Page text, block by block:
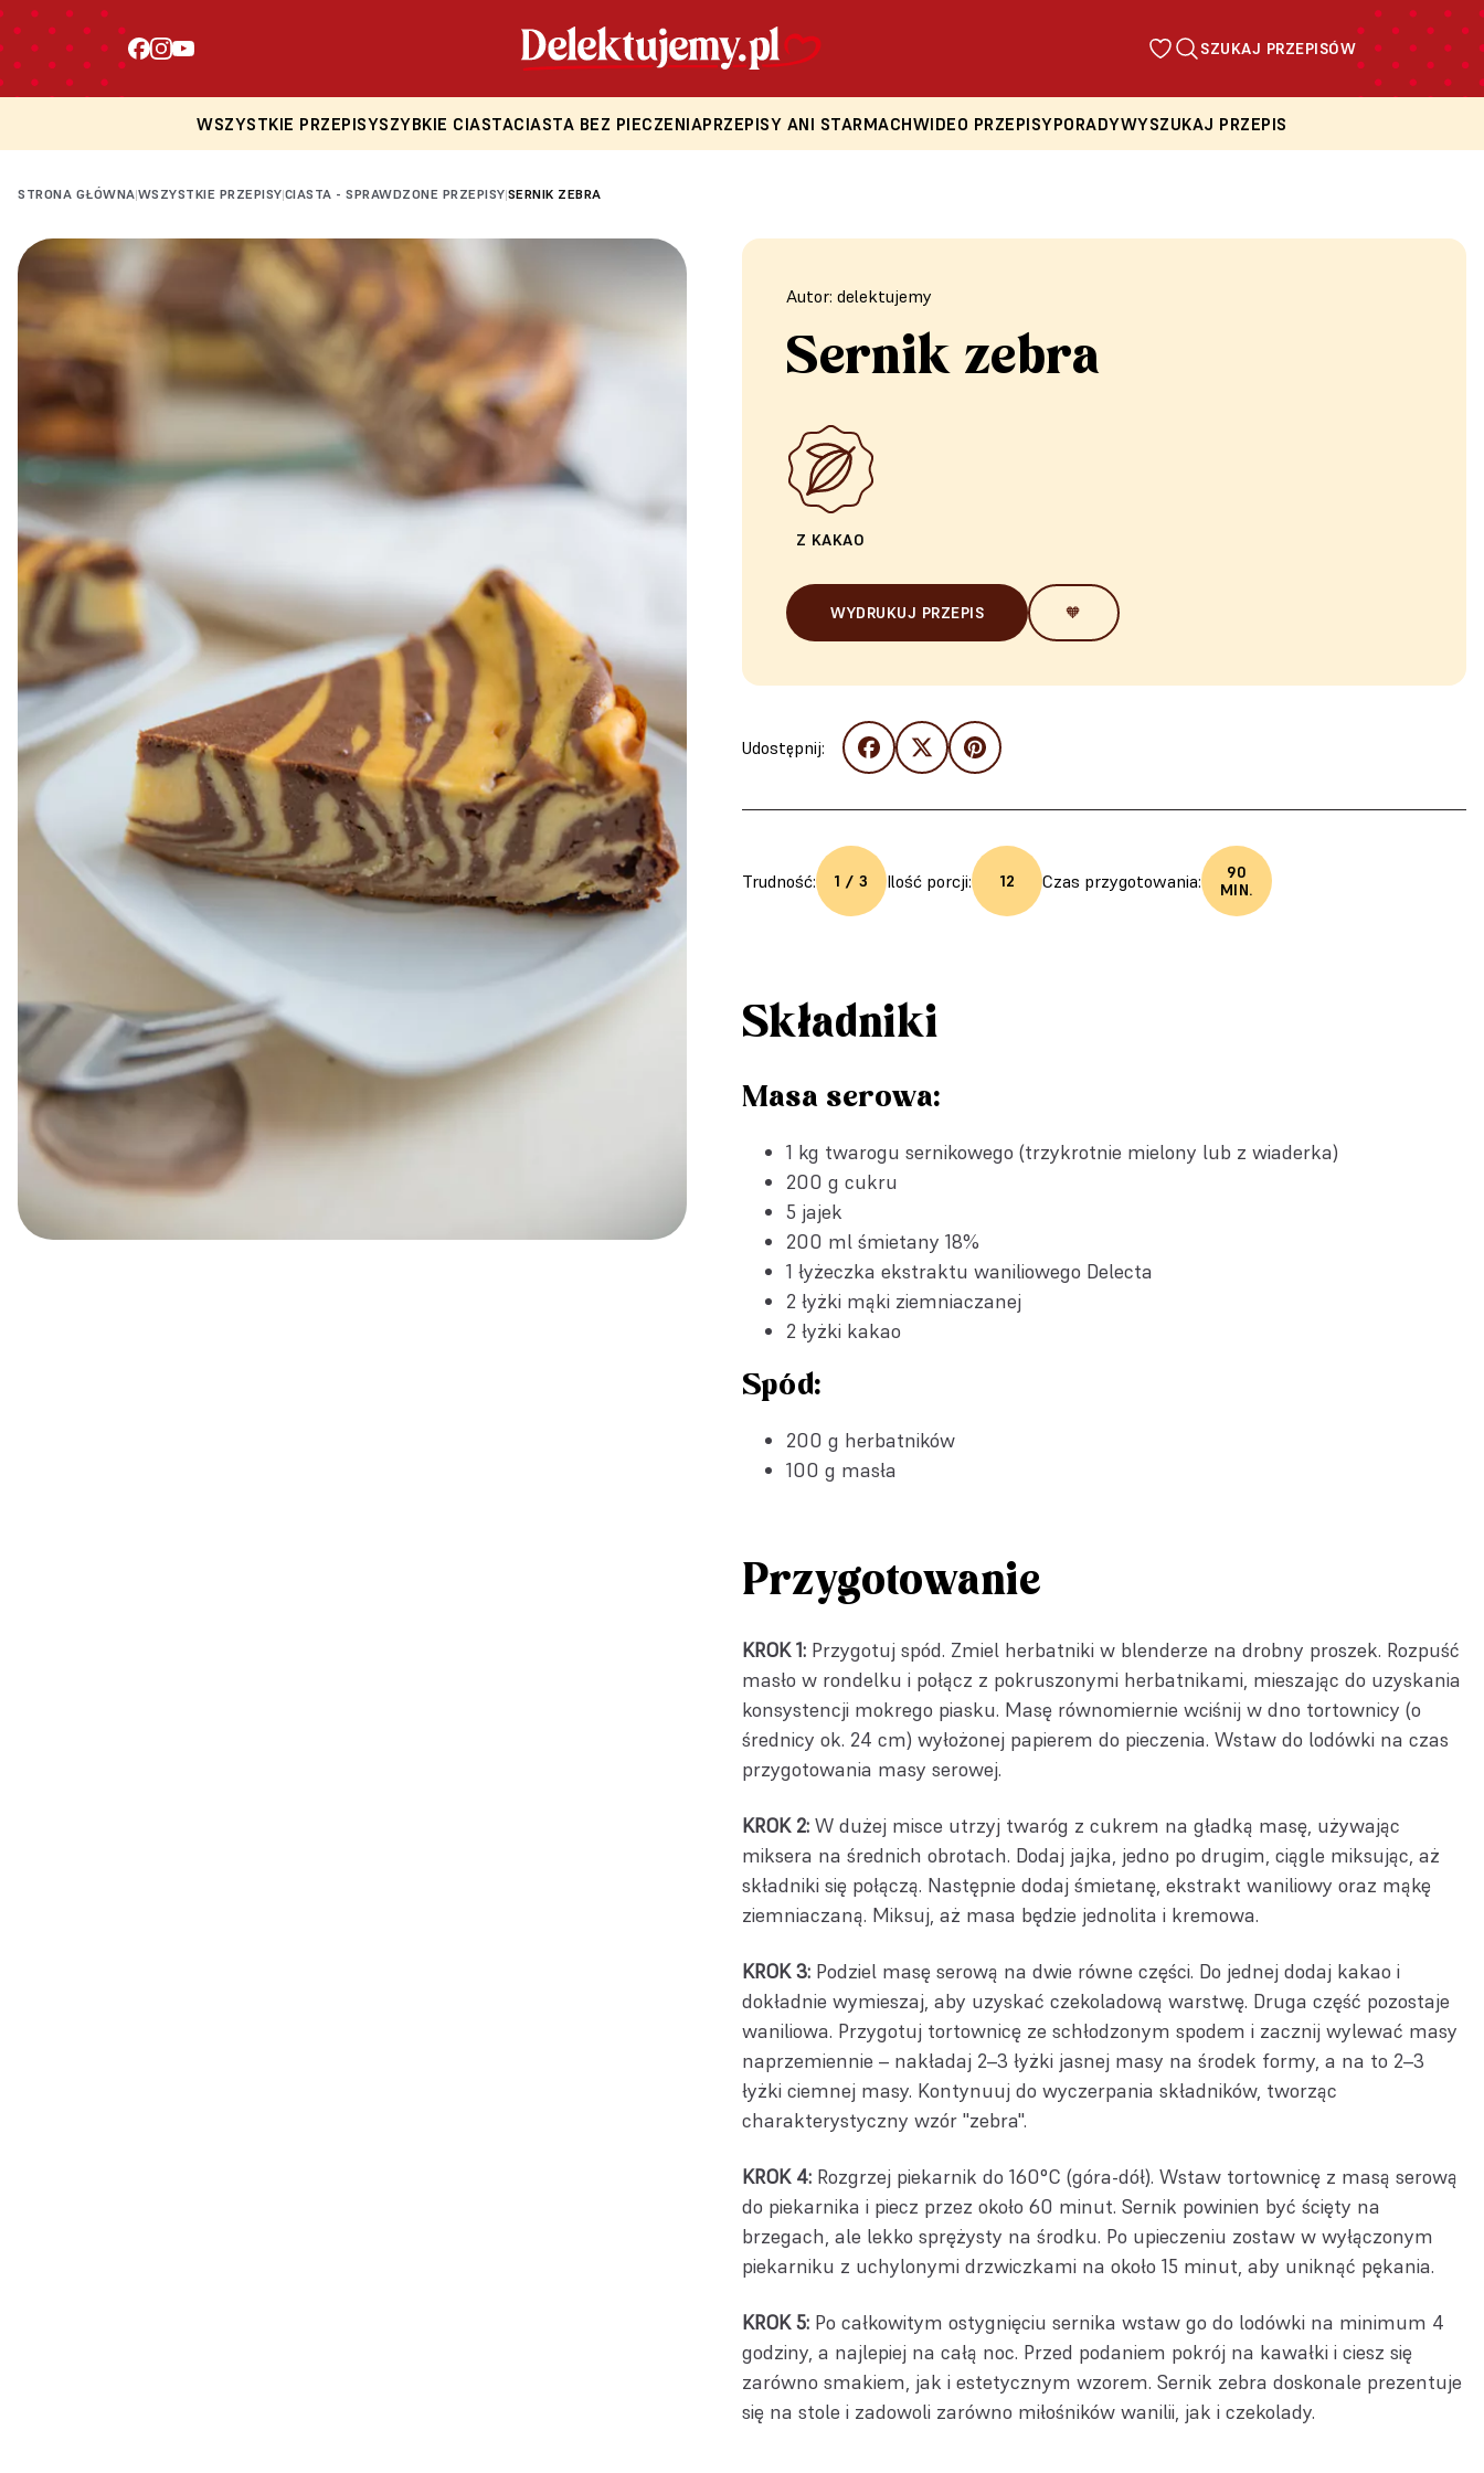
SZUKAJ PRZEPISÓW
WSZYSTKIE PRZEPISYSZYBKIE CIASTACIASTA BEZ PIECZENIAPRZEPISY ANI STARMACHWIDEO PRZEPISYPORADYWYSZUKAJ PRZEPIS
STRONA GŁÓWNA|WSZYSTKIE PRZEPISY|CIASTA - SPRAWDZONE PRZEPISY|SERNIK ZEBRA
Autor: delektujemy
Sernik zebra
Z KAKAO
WYDRUKUJ PRZEPIS 🧡
Udostępnij:
Trudność: 1 / 3 Ilość porcji: 12 Czas przygotowania:
90
MIN.
Składniki
Masa serowa:
1 kg twarogu sernikowego (trzykrotnie mielony lub z wiaderka)
200 g cukru
5 jajek
200 ml śmietany 18%
1 łyżeczka ekstraktu waniliowego Delecta
2 łyżki mąki ziemniaczanej
2 łyżki kakao
Spód:
200 g herbatników
100 g masła
Przygotowanie
KROK 1: Przygotuj spód. Zmiel herbatniki w blenderze na drobny proszek. Rozpuść
masło w rondelku i połącz z pokruszonymi herbatnikami, mieszając do uzyskania
konsystencji mokrego piasku. Masę równomiernie wciśnij w dno tortownicy (o
średnicy ok. 24 cm) wyłożonej papierem do pieczenia. Wstaw do lodówki na czas
przygotowania masy serowej.
KROK 2: W dużej misce utrzyj twaróg z cukrem na gładką masę, używając
miksera na średnich obrotach. Dodaj jajka, jedno po drugim, ciągle miksując, aż
składniki się połączą. Następnie dodaj śmietanę, ekstrakt waniliowy oraz mąkę
ziemniaczaną. Miksuj, aż masa będzie jednolita i kremowa.
KROK 3: Podziel masę serową na dwie równe części. Do jednej dodaj kakao i
dokładnie wymieszaj, aby uzyskać czekoladową warstwę. Druga część pozostaje
waniliowa. Przygotuj tortownicę ze schłodzonym spodem i zacznij wylewać masy
naprzemiennie – nakładaj 2–3 łyżki jasnej masy na środek formy, a na to 2–3
łyżki ciemnej masy. Kontynuuj do wyczerpania składników, tworząc
charakterystyczny wzór "zebra".
KROK 4: Rozgrzej piekarnik do 160°C (góra-dół). Wstaw tortownicę z masą serową
do piekarnika i piecz przez około 60 minut. Sernik powinien być ścięty na
brzegach, ale lekko sprężysty na środku. Po upieczeniu zostaw w wyłączonym
piekarniku z uchylonymi drzwiczkami na około 15 minut, aby uniknąć pękania.
KROK 5: Po całkowitym ostygnięciu sernika wstaw go do lodówki na minimum 4
godziny, a najlepiej na całą noc. Przed podaniem pokrój na kawałki i ciesz się
zarówno smakiem, jak i estetycznym wzorem. Sernik zebra doskonale prezentuje
się na stole i zadowoli zarówno miłośników wanilii, jak i czekolady.